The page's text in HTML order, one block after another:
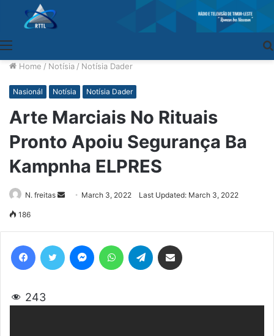
Home / Notísia / Notísia Dader
Nasionál Notísia Notísia Dader
Arte Marciais No Rituais
Pronto Apoiu Segurança Ba
Kampnha ELPRES
N. freitas
SendMarch 3, 2022 Last Updated: March 3, 2022
186
243